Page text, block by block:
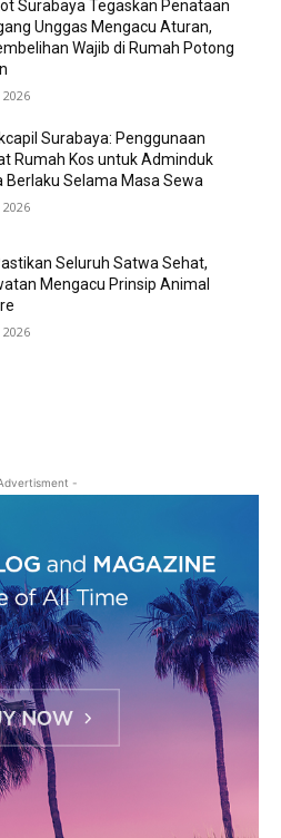
Surabaya Tegaskan Penataan
Unggas Mengacu Aturan,
Wajib di Rumah Potong
2026
Surabaya: Penggunaan
Rumah Kos untuk Adminduk
Berlaku Selama Masa Sewa
2026
Seluruh Satwa Sehat,
Mengacu Prinsip Animal
2026
-